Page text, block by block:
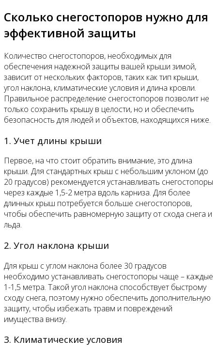
Сколько снегостопоров нужно для
эффективной защиты
Количество снегостопоров, необходимых для
обеспечения надежной защиты вашей крыши зимой,
зависит от нескольких факторов, таких как тип крыши,
угол наклона, климатические условия и длина кровли.
Правильное распределение снегостопоров позволит не
только сохранить крышу в целости, но и обеспечить
безопасность для людей и объектов, находящихся ниже.
1. Учет длины крыши
Первое, на что стоит обратить внимание, это длина
крыши. Для стандартных крыш с небольшим уклоном (до
20 градусов) рекомендуется устанавливать снегостопоры
через каждые 1,5-2 метра вдоль карниза. Для более
длинных крыш потребуется больше снегостопоров,
чтобы обеспечить равномерную защиту от схода снега и
льда.
2. Угол наклона крыши
Для крыш с углом наклона более 30 градусов
необходимо устанавливать снегостопоры чаще – каждые
1-1,5 метра. Такой угол наклона способствует быстрому
сходу снега, поэтому нужно обеспечить дополнительную
защиту, чтобы избежать травм и повреждений
имущества внизу.
3. Климатические условия